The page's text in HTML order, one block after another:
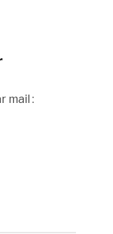
mail :